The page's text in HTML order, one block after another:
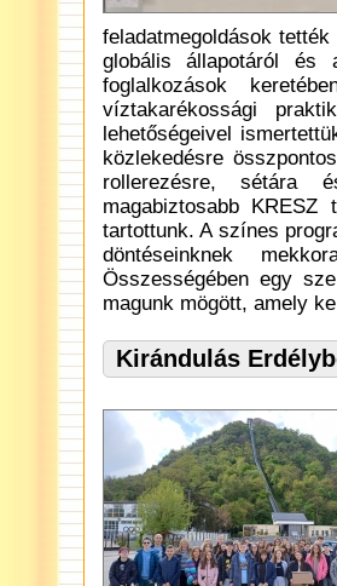
feladatmegoldások
globális állapotáról és
foglalkozások
víztakarékossági
lehetőségeivel
közlekedésre
rollerezésre, sétára
magabiztosabb KRESZ
tartottunk. A színes
döntéseinknek
Összességében egy
magunk mögött, amely
Kirándulás